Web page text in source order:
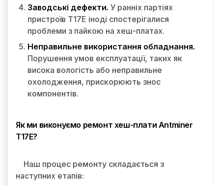
Заводські дефекти. У ранніх партіях
пристроїв T17E іноді спостерігалися
проблеми з пайкою на хеш-платах.
Неправильне використання обладнання.
Порушення умов експлуатації, таких як
висока вологість або неправильне
охолодження, прискорюють знос
компонентів.
Як ми виконуємо ремонт хеш-плати Antminer
T17E?
Наш процес ремонту складається з
наступних етапів: